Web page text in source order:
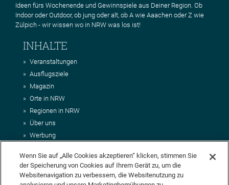
Ideen fürs Wochenende und Gewinnspiele aus Deiner Region. Ob
Indoor oder Outdoor, ob jung oder alt, ob A wie Aaachen oder Z wie
Zülpich - wir wissen wo in NRW was los ist!
INHALTE
Veranstaltungen
Ausflugsziele
Magazin
Orte in NRW
Regionen in NRW
Über uns
Werbung
Impressum
AGB
Wenn Sie auf „Alle Cookies akzeptieren“ klicken, stimmen Sie
der Speicherung von Cookies auf Ihrem Gerät zu, um die
Websitenavigation zu verbessern, die Websitenutzung zu